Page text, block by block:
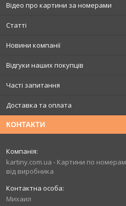
Відео про картини за номерами
Статті
Новини компанії
Відгуки наших покупців
Часті запитання
Доставка та оплата
КОНТАКТИ
kartiny.com.ua - Картини по номерам
від виробника
Михаил